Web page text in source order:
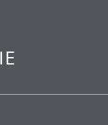
korózii a